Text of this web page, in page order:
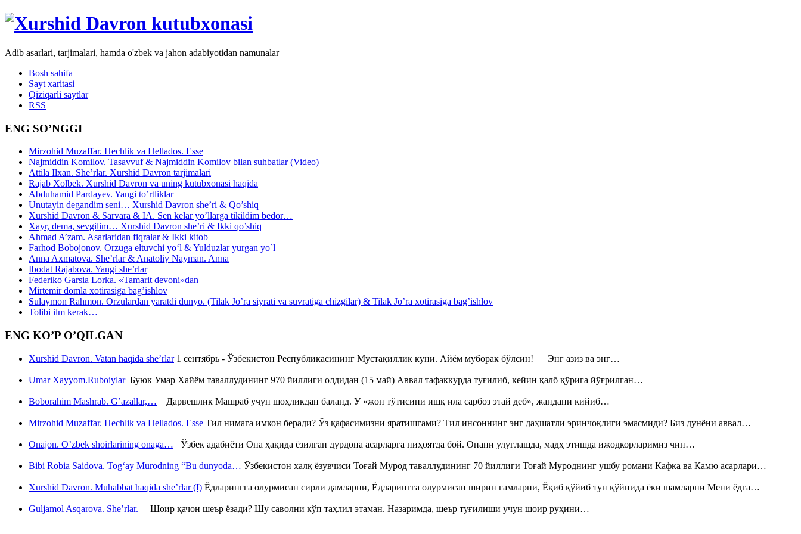
Adib asarlari, tarjimalari, hamda o'zbek va jahon adabiyotidan namunalar
Bosh sahifa
Sayt xaritasi
Qiziqarli saytlar
RSS
ENG SO’NGGI
Mirzohid Muzaffar. Hechlik va Hellados. Esse
Najmiddin Komilov. Tasavvuf & Najmiddin Komilov bilan suhbatlar (Video)
Attila Ilxan. She’rlar. Xurshid Davron tarjimalari
Rajab Xolbek. Xurshid Davron va uning kutubxonasi haqida
Abduhamid Pardayev. Yangi to’rtliklar
Unutayin degandim seni… Xurshid Davron she’ri & Qo’shiq
Xurshid Davron & Sarvara & IA. Sen kelar yo’llarga tikildim bedor…
Xayr, dema, sevgilim… Xurshid Davron she’ri & Ikki qo’shiq
Ahmad A’zam. Asarlaridan fiqralar & Ikki kitob
Farhod Bobojonov. Orzuga eltuvchi yo‘l & Yulduzlar yurgan yo`l
Anna Axmatova. She’rlar & Anatoliy Nayman. Anna
Ibodat Rajabova. Yangi she’rlar
Federiko Garsia Lorka. «Tamarit devoni»dan
Mirtemir domla xotirasiga bag’ishlov
Sulaymon Rahmon. Orzulardan yaratdi dunyo. (Tilak Jo’ra siyrati va suvratiga chizgilar) & Tilak Jo’ra xotirasiga bag’ishlov
Tolibi ilm kerak…
ENG KO’P O’QILGAN
Xurshid Davron. Vatan haqida she’rlar1 сентябрь - Ўзбекистон Республикасининг Мустақиллик куни. Айём муборак бўлсин! Энг азиз ва энг…
Umar Xayyom.RuboiylarБуюк Умар Хайём таваллудининг 970 йиллиги олдидан (15 май) Аввал тафаккурда туғилиб, кейин қалб қўрига йўғрилган…
Boborahim Mashrab. G’azallar,… Дарвешлик Машраб учун шоҳликдан баланд. У «жон тўтисини ишқ ила сарбоз этай деб», жандани кийиб…
Mirzohid Muzaffar. Hechlik va Hellados. Esse Тил нимага имкон беради? Ўз қафасимизни яратишгами? Тил инсоннинг энг даҳшатли эринчоқлиги эмасмиди? Биз дунёни аввал…
Onajon. O’zbek shoirlarining onaga… Ўзбек адабиёти Она ҳақида ёзилган дурдона асарларга ниҳоятда бой. Онани улуғлашда, мадҳ этишда ижодкорларимиз чин…
Bibi Robia Saidova. Tog‘ay Murodning “Bu dunyoda… Ўзбекистон халқ ёзувчиси Тоғай Мурод таваллудининг 70 йиллиги Тоғай Муроднинг ушбу романи Кафка ва Камю асарлари…
Xurshid Davron. Muhabbat haqida she’rlar (I) Ёдларингга олурмисан сирли дамларни, Ёдларингга олурмисан ширин ғамларни, Ёқиб қўйиб тун қўйнида ёки шамларни Мени ёдга…
Guljamol Asqarova. She’rlar. Шоир қачон шеър ёзади? Шу саволни кўп таҳлил этаман. Назаримда, шеър туғилиши учун шоир руҳини…